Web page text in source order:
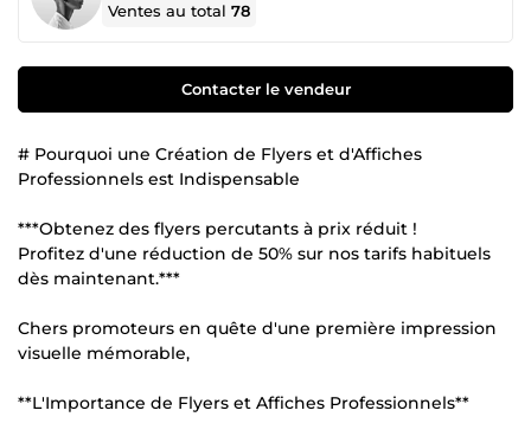
Ventes au total78
Contacter le vendeur
# Pourquoi une Création de Flyers et d'Affiches
Professionnels est Indispensable
***Obtenez des flyers percutants à prix réduit !
Profitez d'une réduction de 50% sur nos tarifs habituels
dès maintenant.***
Chers promoteurs en quête d'une première impression
visuelle mémorable,
**L'Importance de Flyers et Affiches Professionnels**